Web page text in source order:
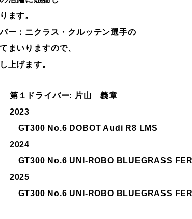
ます。
ー：ニクラス・クルッテン選手の
まいりますので、
上げます。
第１ドライバー: 片山 義章
2023
GT300 No.6 DOBOT Audi R8 LMS
2024
GT300 No.6 UNI-ROBO BLUEGRASS
2025
GT300 No.6 UNI-ROBO BLUEGRASS